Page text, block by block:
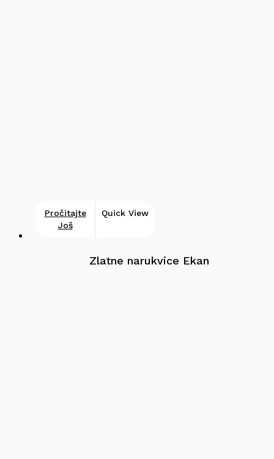
Pročitajte
Još
Quick View
Zlatne narukvice Ekan